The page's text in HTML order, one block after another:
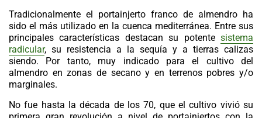
Tradicionalmente el portainjerto franco de almendro ha
sido el más utilizado en la cuenca mediterránea. Entre sus
principales características destacan su potente sistema
radicular, su resistencia a la sequía y a tierras calizas
siendo. Por tanto, muy indicado para el cultivo del
almendro en zonas de secano y en terrenos pobres y/o
marginales.
No fue hasta la década de los 70, que el cultivo vivió su